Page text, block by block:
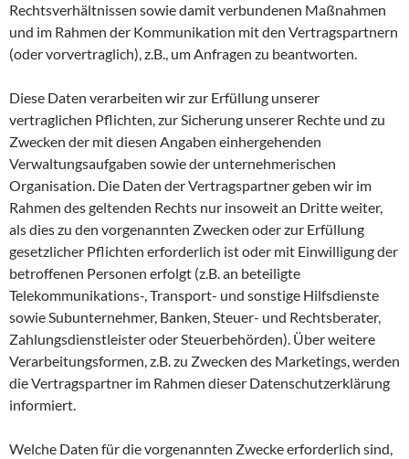
Rechtsverhältnissen sowie damit verbundenen Maßnahmen
und im Rahmen der Kommunikation mit den Vertragspartnern
(oder vorvertraglich), z.B., um Anfragen zu beantworten.
Diese Daten verarbeiten wir zur Erfüllung unserer
vertraglichen Pflichten, zur Sicherung unserer Rechte und zu
Zwecken der mit diesen Angaben einhergehenden
Verwaltungsaufgaben sowie der unternehmerischen
Organisation. Die Daten der Vertragspartner geben wir im
Rahmen des geltenden Rechts nur insoweit an Dritte weiter,
als dies zu den vorgenannten Zwecken oder zur Erfüllung
gesetzlicher Pflichten erforderlich ist oder mit Einwilligung der
betroffenen Personen erfolgt (z.B. an beteiligte
Telekommunikations-, Transport- und sonstige Hilfsdienste
sowie Subunternehmer, Banken, Steuer- und Rechtsberater,
Zahlungsdienstleister oder Steuerbehörden). Über weitere
Verarbeitungsformen, z.B. zu Zwecken des Marketings, werden
die Vertragspartner im Rahmen dieser Datenschutzerklärung
informiert.
Welche Daten für die vorgenannten Zwecke erforderlich sind,